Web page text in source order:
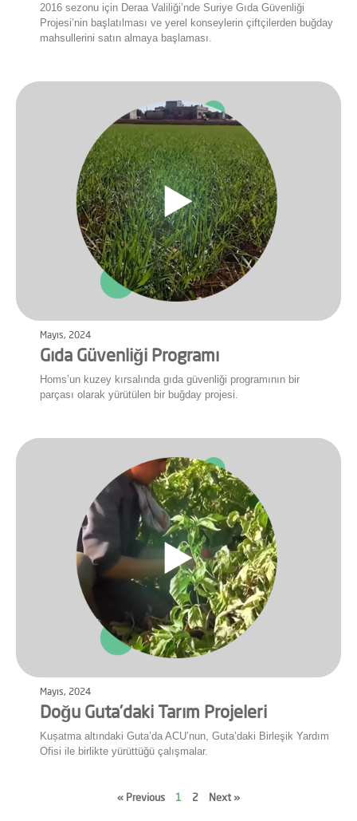
2016 sezonu için Deraa Valiliği’nde Suriye Gıda Güvenliği
Projesi’nin başlatılması ve yerel konseylerin çiftçilerden buğday
mahsullerini satın almaya başlaması.
Mayıs, 2024
Gıda Güvenliği Programı
Homs’un kuzey kırsalında gıda güvenliği programının bir
parçası olarak yürütülen bir buğday projesi.
Mayıs, 2024
Doğu Guta’daki Tarım Projeleri
Kușatma altındaki Guta’da ACU’nun, Guta’daki Birleşik Yardım
Ofisi ile birlikte yürüttüğü çalışmalar.
« Previous 1 2 Next »